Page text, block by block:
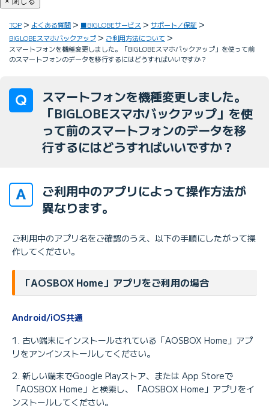
TOP よくある質問 ■BIGLOBEサービス
サポート／保証
BIGLOBEスマホバックアップ
ご利用方法について
スマートフォンを機種変更しました。「BIGLOBEスマホバックアップ」を使って前
のスマートフォンのデータを移行するにはどうすればいいですか？
スマートフォンを機種変更しました。
「BIGLOBEスマホバックアップ」を使
って前のスマートフォンのデータを移
行するにはどうすればいいですか？
ご利用中のアプリによって操作方法が
異なります。
ご利用中のアプリ名をご確認のうえ、以下の手順にしたがって操
作してください。
「AOSBOX Home」アプリをご利用の場合
Android/iOS共通
古い端末にインストールされている「AOSBOX Home」アプ
リをアンインストールしてください。
新しい端末でGoogle Playストア、または App Storeで
「AOSBOX Home」と検索し、「AOSBOX Home」アプリをイ
ンストールしてください。